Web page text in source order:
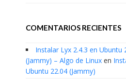
COMENTARIOS RECIENTES
Instalar Lyx 2.4.3 en Ubuntu
(Jammy) – Algo de Linux en
Ubuntu 22.04 (Jammy)